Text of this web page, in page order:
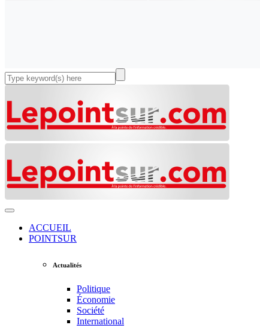
ACCUEIL
POINTSUR
Actualités
Politique
Économie
Société
International